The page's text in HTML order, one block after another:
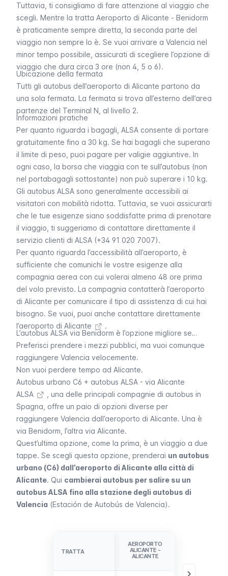
Tuttavia, ti consigliamo di fare attenzione al viaggio che
scegli. Mentre la tratta Aeroporto di Alicante - Benidorm
è praticamente sempre diretta, la seconda parte del
viaggio non sempre lo è. Se vuoi arrivare a Valencia nel
minor tempo possibile, assicurati di scegliere l’opzione di
viaggio che dura circa 3 ore (non 4, 5 o 6).
Ubicazione della fermata
Tutti gli autobus dell’aeroporto di Alicante partono da
una sola fermata. La fermata si trova all’esterno dell’area
partenze del Terminal N, al livello 2.
Informazioni pratiche
Per quanto riguarda i bagagli, ALSA consente di portare
gratuitamente fino a 30 kg. Se hai bagagli che superano
il limite di peso, puoi pagare per valigie aggiuntive. In
ogni caso, la borsa che viaggia con te sull’autobus (non
nel portabagagli sottostante) non può superare i 10 kg.
Gli autobus ALSA sono generalmente accessibili ai
visitatori con mobilità ridotta. Tuttavia, se vuoi assicurarti
che le tue esigenze siano soddisfatte prima di prenotare
il viaggio, ti suggeriamo di contattare direttamente il
servizio clienti di ALSA (+34 91 020 7007).
Per quanto riguarda l’accessibilità all’aeroporto, è
sufficiente che comunichi le vostre esigenze alla
compagnia aerea con cui volerai almeno 48 ore prima
del volo previsto. La compagnia contatterà l’aeroporto
di Alicante per comunicare il tipo di assistenza di cui hai
bisogno. Se vuoi, puoi anche contattare direttamente
l’aeroporto di Alicante
.
L’autobus ALSA via Benidorm è l’opzione migliore se…
Preferisci prendere i mezzi pubblici, ma vuoi comunque
raggiungere Valencia velocemente.
Non vuoi perdere tempo ad Alicante.
Autobus urbano C6 + autobus ALSA - via Alicante
ALSA
, una delle principali compagnie di autobus in
Spagna, offre un paio di opzioni diverse per
raggiungere Valencia dall’aeroporto di Alicante. Una è
via Benidorm, l’altra via Alicante.
Quest’ultima opzione, come la prima, è un viaggio a due
tappe. Se scegli questa opzione, prenderai un autobus
urbano (C6) dall’aeroporto di Alicante alla città di
Alicante. Qui cambierai autobus per salire su un
autobus ALSA fino alla stazione degli autobus di
Valencia (Estación de Autobús de Valencia).
TRATTA
TRATTA
AEROPORTO
ALICANTE -
ALICANTE